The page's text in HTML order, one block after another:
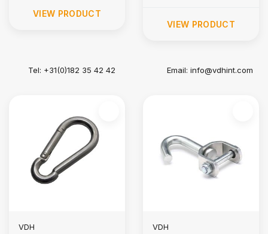
VIEW PRODUCT
VIEW PRODUCT
Tel: +31(0)182 35 42 42 Email:info@vdhint.com
VDH VDH